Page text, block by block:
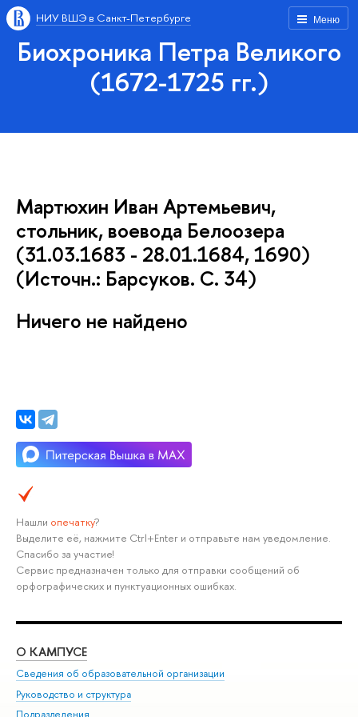
Меню
НИУ ВШЭ в Санкт-Петербурге
Биохроника Петра Великого
(1672-1725 гг.)
Мартюхин Иван Артемьевич,
стольник, воевода Белоозера
(31.03.1683 - 28.01.1684, 1690)
(Источн.: Барсуков. С. 34)
Ничего не найдено
Нашли опечатку?
Выделите её, нажмите Ctrl+Enter и отправьте нам уведомление.
Спасибо за участие!
Сервис предназначен только для отправки сообщений об
орфографических и пунктуационных ошибках.
О КАМПУСЕ
Сведения об образовательной организации
Руководство и структура